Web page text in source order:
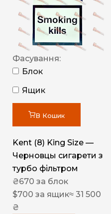
Фасування:
Блок
Ящик
В Кошик
Kent (8) King Size —
Черновцы сигарети з
турбо фільтром
₴670 за блок
$700 за ящик≈ 31 500
₴